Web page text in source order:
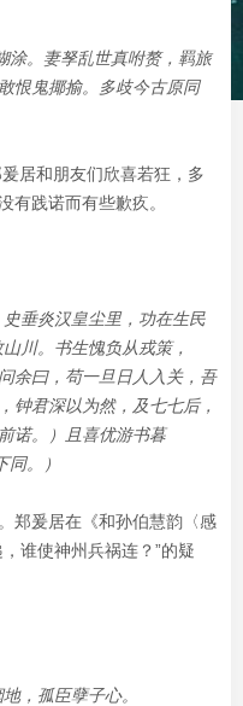
涂。妻孥乱世真咐赘，羁旅
恨鬼揶揄。多歧今古原同
居和朋友们欣喜若狂，多
有践诺而有些歉疚。
垂炎汉皇尘里， 功在生民
川。书生愧负从戎策，
余曰，苟一旦日人入关，吾
钟君深以为然，及七七后，
诺。）且喜优游书暮
。）
郑爰居在《和孙伯慧韵〈感
谁使神州兵祸连？”的疑
，孤臣孽子心。